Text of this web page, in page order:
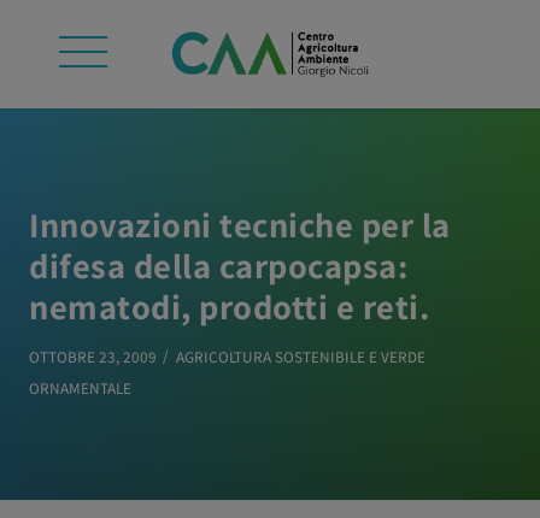
Innovazioni tecniche per la
difesa della carpocapsa:
nematodi, prodotti e reti.
OTTOBRE 23, 2009
AGRICOLTURA SOSTENIBILE E VERDE
ORNAMENTALE